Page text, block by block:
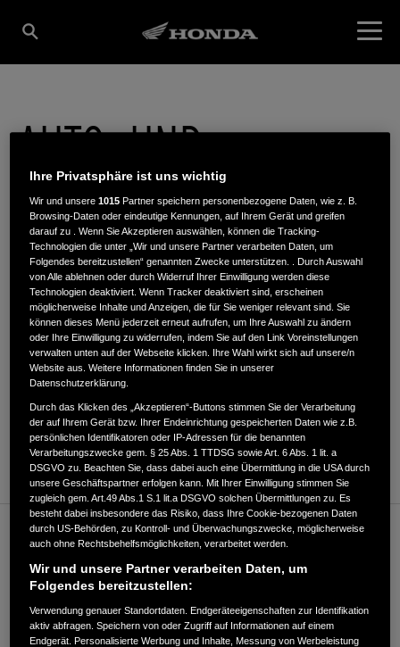
AUTO- UND
MOTORRADHAUS
BORCHARDT GMBH
Dielinger Str. 1,32351,Stemwede
ROUTENPLANUNG
WEBSITE
Motorrad/Roller (bis 125ccm)
05474/20470
E-Mail
Ihre Privatsphäre ist uns wichtig
Wir und unsere1015 Partner speichern personenbezogene Daten, wie z. B.
Browsing-Daten oder eindeutige Kennungen, auf Ihrem Gerät und greifen
darauf zu . Wenn Sie Akzeptieren auswählen, können die Tracking-
Technologien die unter „Wir und unsere Partner verarbeiten Daten, um
Folgendes bereitzustellen“ genannten Zwecke unterstützen. . Durch Auswahl
von Alle ablehnen oder durch Widerruf Ihrer Einwilligung werden diese
Technologien deaktiviert. Wenn Tracker deaktiviert sind, erscheinen
möglicherweise Inhalte und Anzeigen, die für Sie weniger relevant sind. Sie
können dieses Menü jederzeit erneut aufrufen, um Ihre Auswahl zu ändern
oder Ihre Einwilligung zu widerrufen, indem Sie auf den Link Voreinstellungen
verwalten unten auf der Webseite klicken. Ihre Wahl wirkt sich auf unsere/n
Website aus. Weitere Informationen finden Sie in unserer
Datenschutzerklärung.
Durch das Klicken des „Akzeptieren“-Buttons stimmen Sie der Verarbeitung
der auf Ihrem Gerät bzw. Ihrer Endeinrichtung gespeicherten Daten wie z.B.
persönlichen Identifikatoren oder IP-Adressen für die benannten
Verarbeitungszwecke gem. § 25 Abs. 1 TTDSG sowie Art. 6 Abs. 1 lit. a
DSGVO zu. Beachten Sie, dass dabei auch eine Übermittlung in die USA durch
unsere Geschäftspartner erfolgen kann. Mit Ihrer Einwilligung stimmen Sie
zugleich gem. Art.49 Abs.1 S.1 lit.a DSGVO solchen Übermittlungen zu. Es
besteht dabei insbesondere das Risiko, dass Ihre Cookie-bezogenen Daten
durch US-Behörden, zu Kontroll- und Überwachungszwecke, möglicherweise
auch ohne Rechtsbehelfsmöglichkeiten, verarbeitet werden.
Wir und unsere Partner verarbeiten Daten, um
Folgendes bereitzustellen:
Verwendung genauer Standortdaten. Endgeräteeigenschaften zur Identifikation
aktiv abfragen. Speichern von oder Zugriff auf Informationen auf einem
Endgerät. Personalisierte Werbung und Inhalte, Messung von Werbeleistung